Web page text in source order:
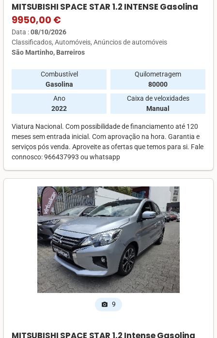
MITSUBISHI SPACE STAR 1.2 INTENSE Gasolina
9950,00 €
Data :08/10/2026
Classificados Automóveis Anúncios de automóveis
São Martinho, Barreiros
Combustível
Gasolina
Quilometragem
80000
Ano
2022
Caixa de veloxidades
Manual
Viatura Nacional. Com possibilidade de financiamento até 120
meses sem entrada inicial. Com aprovação na hora. Garantia e
serviços pós venda. Aproveite as ofertas que temos para si. Fale
connosco: 966437993 ou whatsapp
photo_camera 9
MITSUBISHI SPACE STAR 1.2 Intense Gasolina